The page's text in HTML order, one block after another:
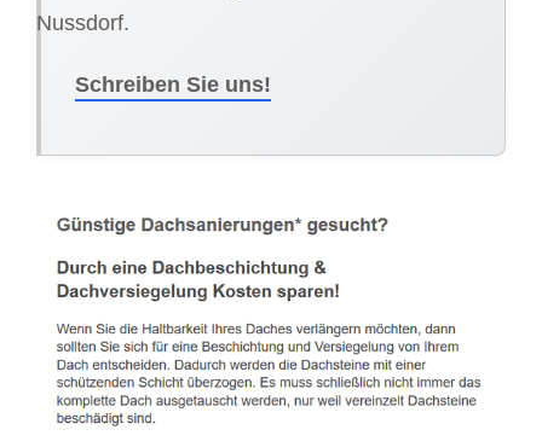
Nussdorf.
Schreiben Sie uns!